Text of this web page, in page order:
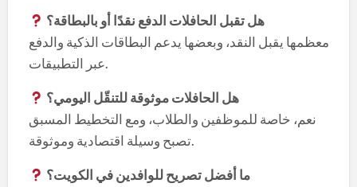
هل تقبل الحافلات الدفع نقدًا أو بالبطاقة؟
معظمها يقبل النقد، وبعضها يدعم البطاقات الذكية والدفع
عبر التطبيقات.
هل الحافلات موثوقة للتنقّل اليومي؟
نعم، خاصة للموظفين والطلاب، ومع التخطيط المسبق
تصبح وسيلة اقتصادية وموثوقة.
ما أفضل تصريح للوافدين في الكويت؟